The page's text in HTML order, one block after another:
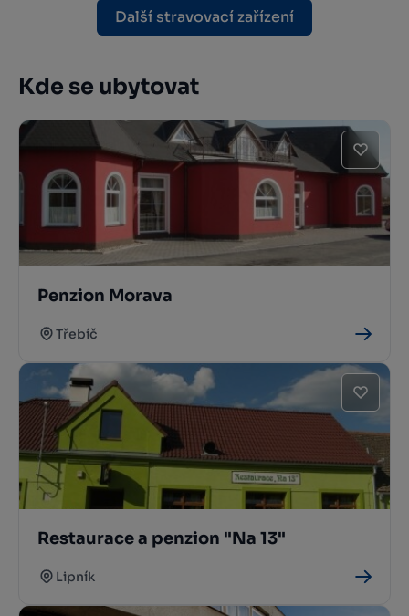
Další stravovací zařízení
Kde se ubytovat
Penzion Morava
Třebíč
Restaurace a penzion "Na 13"
Lipník